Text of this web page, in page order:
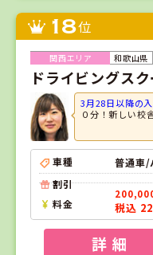
18位
和歌山県
ドライビングス
3月28日以降の
０分！新しい校
車種
普通車/
割引
料金
税込
詳 細